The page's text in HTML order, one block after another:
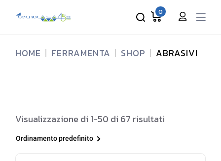
0
HOME FERRAMENTA SHOP ABRASIVI
Visualizzazione di 1-50 di 67 risultati
Ordinamento predefinito